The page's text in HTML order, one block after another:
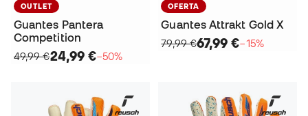
OUTLET
Guantes Pantera
Competition
49,99 €24,99 €−50%
OFERTA
Guantes Attrakt Gold X
79,99 €67,99 €−15%